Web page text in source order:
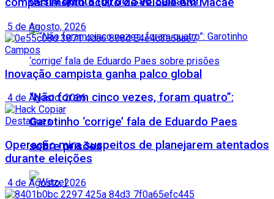
“Não foram cinco vezes, foram quatro”:
Garotinho ‘corrige’ fala de Eduardo Paes
sobre prisões
5 de Agosto, 2026
Campos
Inovação campista ganha palco global
4 de Agosto, 2026
Destaques
Operação mira suspeitos de planejarem atentados
durante eleições
4 de Agosto, 2026